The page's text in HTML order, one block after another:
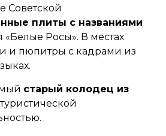
Советской
плиты с названиями
«Белые Росы». В местах
и пюпитры с кадрами из
старый колодец из